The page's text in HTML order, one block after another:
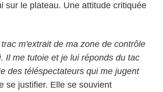
sur le plateau. Une attitude critiquée
m'extrait de ma zone de contrôle
Il me tutoie et je lui réponds du tac
des téléspectateurs qui me jugent
se justifier. Elle se souvient